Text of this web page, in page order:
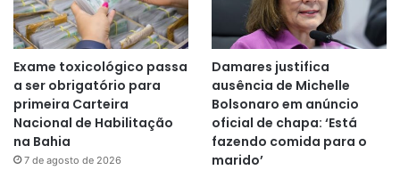
Exame toxicológico passa
a ser obrigatório para
primeira Carteira
Nacional de Habilitação
na Bahia
7 de agosto de 2026
Damares justifica
ausência de Michelle
Bolsonaro em anúncio
oficial de chapa: ‘Está
fazendo comida para o
marido’